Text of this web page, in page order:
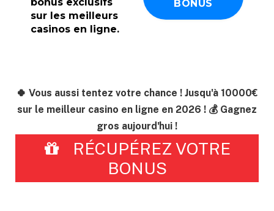
sur les meilleurs
casinos en ligne.
🍀 Vous aussi tentez votre chance ! Jusqu'à 10000€
sur le meilleur casino en ligne en 2026 ! 💰 Gagnez
gros aujourd'hui !
RÉCUPÉREZ VOTRE
BONUS